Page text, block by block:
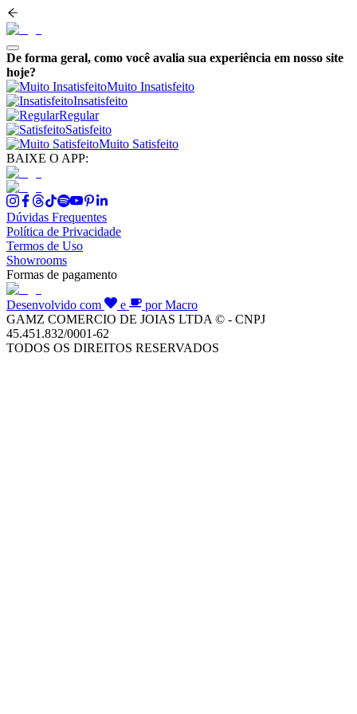
De forma geral, como você avalia sua experiência em nosso site
hoje?
Muito Insatisfeito
Insatisfeito
Regular
Satisfeito
Muito Satisfeito
BAIXE O APP:
Dúvidas Frequentes
Política de Privacidade
Termos de Uso
Showrooms
Formas de pagamento
Desenvolvido com e
por Macro
GAMZ COMERCIO DE JOIAS LTDA © - CNPJ
45.451.832/0001-62
TODOS OS DIREITOS RESERVADOS